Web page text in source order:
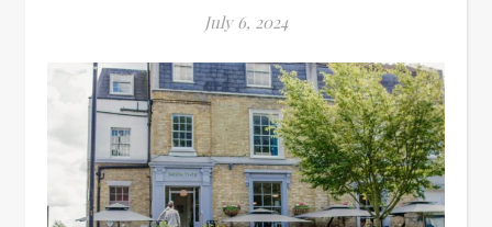
July 6, 2024